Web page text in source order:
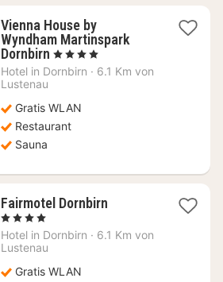
Vienna House by
Wyndham Martinspark
Dornbirn 1
Nacht
€
, 4 Sterne
Hotel in Dornbirn · 6.1 Km von
Lustenau
Gratis WLAN
Restaurant
Sauna
Fairmotel Dornbirn1
ab
, 4 Sterne
Hotel in Dornbirn · 6.1 Km von
Lustenau
Gratis WLAN